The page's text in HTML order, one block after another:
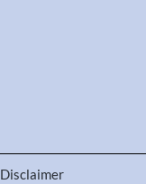
Disclaimer